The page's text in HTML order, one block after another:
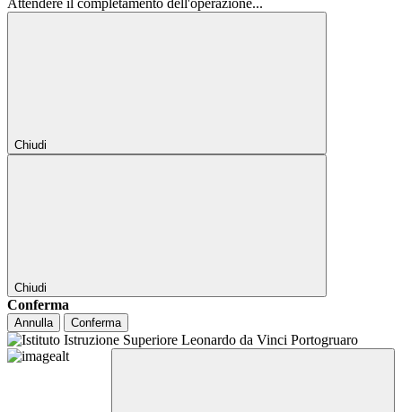
Attendere il completamento dell'operazione...
Chiudi
Chiudi
Conferma
Annulla Conferma